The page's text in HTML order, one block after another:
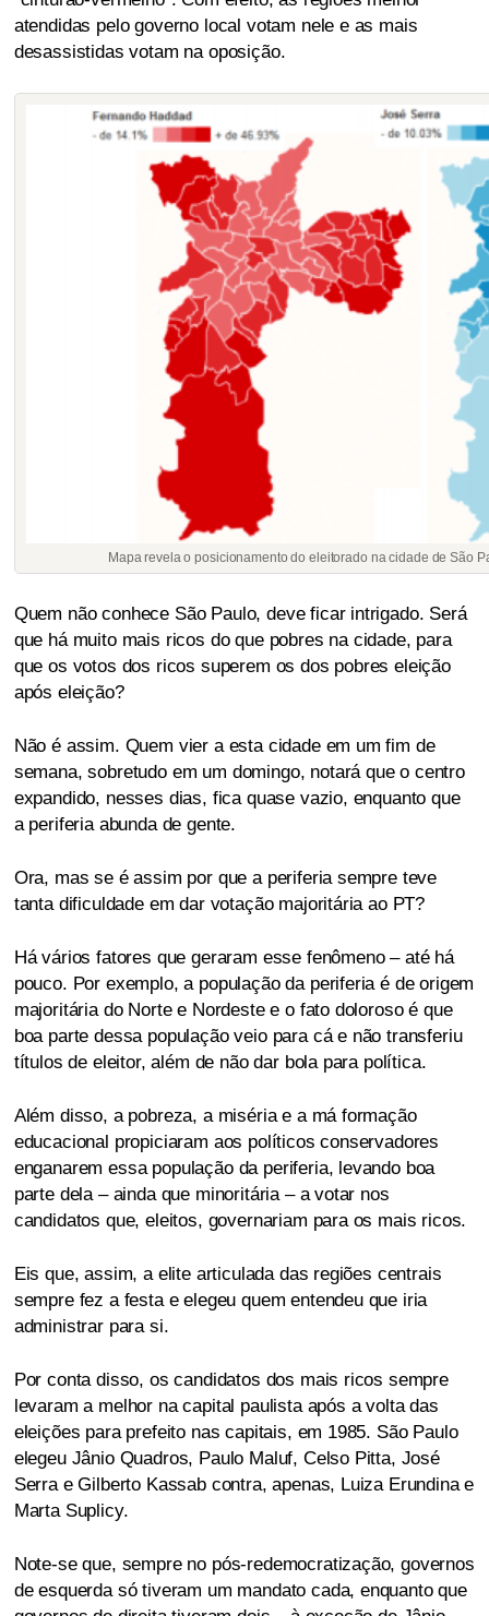
atendidas pelo governo local votam nele e as mais
desassistidas votam na oposição.
Mapa revela o posicionamento do eleitorado na cidade de São
Quem não conhece São Paulo, deve ficar intrigado. Será
que há muito mais ricos do que pobres na cidade, para
que os votos dos ricos superem os dos pobres eleição
após eleição?
Não é assim. Quem vier a esta cidade em um fim de
semana, sobretudo em um domingo, notará que o centro
expandido, nesses dias, fica quase vazio, enquanto que
a periferia abunda de gente.
Ora, mas se é assim por que a periferia sempre teve
tanta dificuldade em dar votação majoritária ao PT?
Há vários fatores que geraram esse fenômeno – até há
pouco. Por exemplo, a população da periferia é de origem
majoritária do Norte e Nordeste e o fato doloroso é que
boa parte dessa população veio para cá e não transferiu
títulos de eleitor, além de não dar bola para política.
Além disso, a pobreza, a miséria e a má formação
educacional propiciaram aos políticos conservadores
enganarem essa população da periferia, levando boa
parte dela – ainda que minoritária – a votar nos
candidatos que, eleitos, governariam para os mais ricos.
Eis que, assim, a elite articulada das regiões centrais
sempre fez a festa e elegeu quem entendeu que iria
administrar para si.
Por conta disso, os candidatos dos mais ricos sempre
levaram a melhor na capital paulista após a volta das
eleições para prefeito nas capitais, em 1985. São Paulo
elegeu Jânio Quadros, Paulo Maluf, Celso Pitta, José
Serra e Gilberto Kassab contra, apenas, Luiza Erundina e
Marta Suplicy.
Note-se que, sempre no pós-redemocratização, governos
de esquerda só tiveram um mandato cada, enquanto que